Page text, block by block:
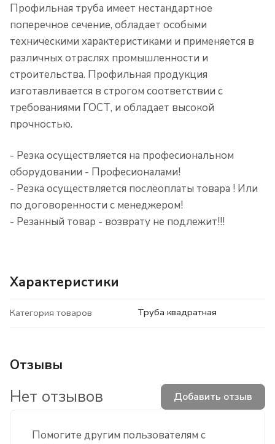
Профильная труба имеет нестандартное
поперечное сечение, обладает особыми
техническими характеристиками и применяется в
различных отраслях промышленности и
строительства. Профильная продукция
изготавливается в строгом соответствии с
требованиями ГОСТ, и обладает высокой
прочностью.
- Резка осуществляется на професиональном
оборудовании - Професионалами!
- Резка осуществляется послеоплаты товара ! Или
по договоренности с менеджером!
- Резанный товар - возврату не подлежит!!!
Характеристики
Категория товаров Труба квадратная
Отзывы
Помогите другим пользователям с
Нет отзывов Добавить отзыв